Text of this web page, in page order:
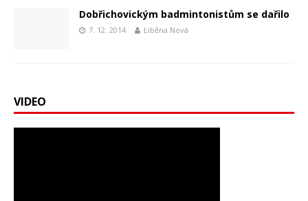
Dobřichovickým badmintonistům se dařilo
7. 12. 2014 Liběna Nová
VIDEO